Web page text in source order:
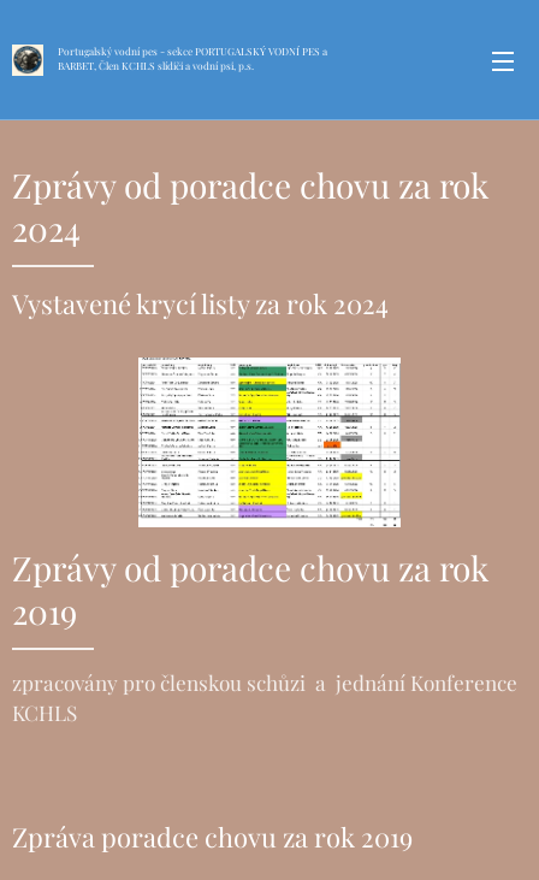
Portugalský vodní pes - sekce PORTUGALSKÝ VODNÍ PES a
BARBET, Člen KCHLS slídiči a vodní psi, p.s.
Zprávy od poradce chovu za rok
2024
Vystavené krycí listy za rok 2024
Zprávy od poradce chovu za rok
2019
zpracovány pro členskou schůzi a jednání Konference
KCHLS
Zpráva poradce chovu za rok 2019